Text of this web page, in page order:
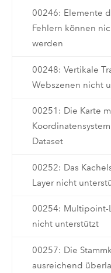
00246: Elemente
Fehlern können
werden
00248: Vertikale
Webszenen nicht
00251: Die Karte
Dataset
00252: Das
Layer nicht
00254: Multipoint-
nicht unterstützt
00257: Die
ausreichend